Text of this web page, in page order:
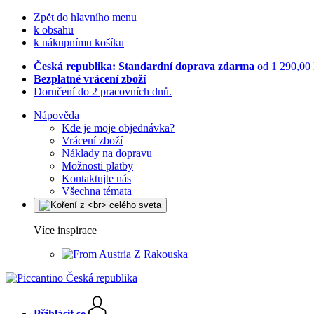
Zpět do hlavního menu
k obsahu
k nákupnímu košíku
Česká republika: Standardní doprava zdarma od 1 290,00
Bezplatné vrácení zboží
Doručení do 2 pracovních dnů.
Nápověda
Kde je moje objednávka?
Vrácení zboží
Náklady na dopravu
Možnosti platby
Kontaktujte nás
Všechna témata
Více inspirace
Z Rakouska